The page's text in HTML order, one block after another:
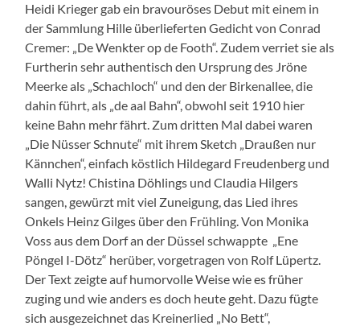
Heidi Krieger gab ein bravouröses Debut mit einem in
der Sammlung Hille überlieferten Gedicht von Conrad
Cremer: „De Wenkter op de Footh“. Zudem verriet sie als
Furtherin sehr authentisch den Ursprung des Jröne
Meerke als „Schachloch“ und den der Birkenallee, die
dahin führt, als „de aal Bahn“, obwohl seit 1910 hier
keine Bahn mehr fährt. Zum dritten Mal dabei waren
„Die Nüsser Schnute“ mit ihrem Sketch „Draußen nur
Kännchen“, einfach köstlich Hildegard Freudenberg und
Walli Nytz! Chistina Döhlings und Claudia Hilgers
sangen, gewürzt mit viel Zuneigung, das Lied ihres
Onkels Heinz Gilges über den Frühling. Von Monika
Voss aus dem Dorf an der Düssel schwappte „Ene
Pöngel I-Dötz“ herüber, vorgetragen von Rolf Lüpertz.
Der Text zeigte auf humorvolle Weise wie es früher
zuging und wie anders es doch heute geht. Dazu fügte
sich ausgezeichnet das Kreinerlied „No Bett“,